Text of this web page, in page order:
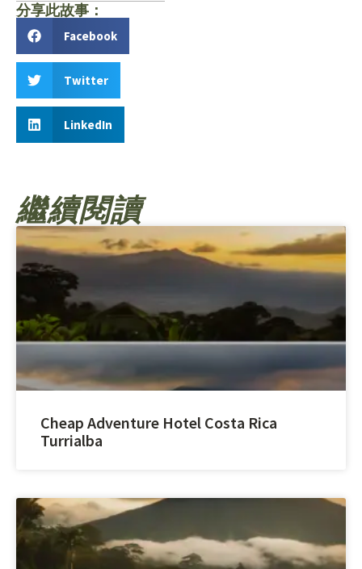
分享此故事：
Facebook
Twitter
LinkedIn
繼續閱讀
Cheap Adventure Hotel Costa Rica
Turrialba